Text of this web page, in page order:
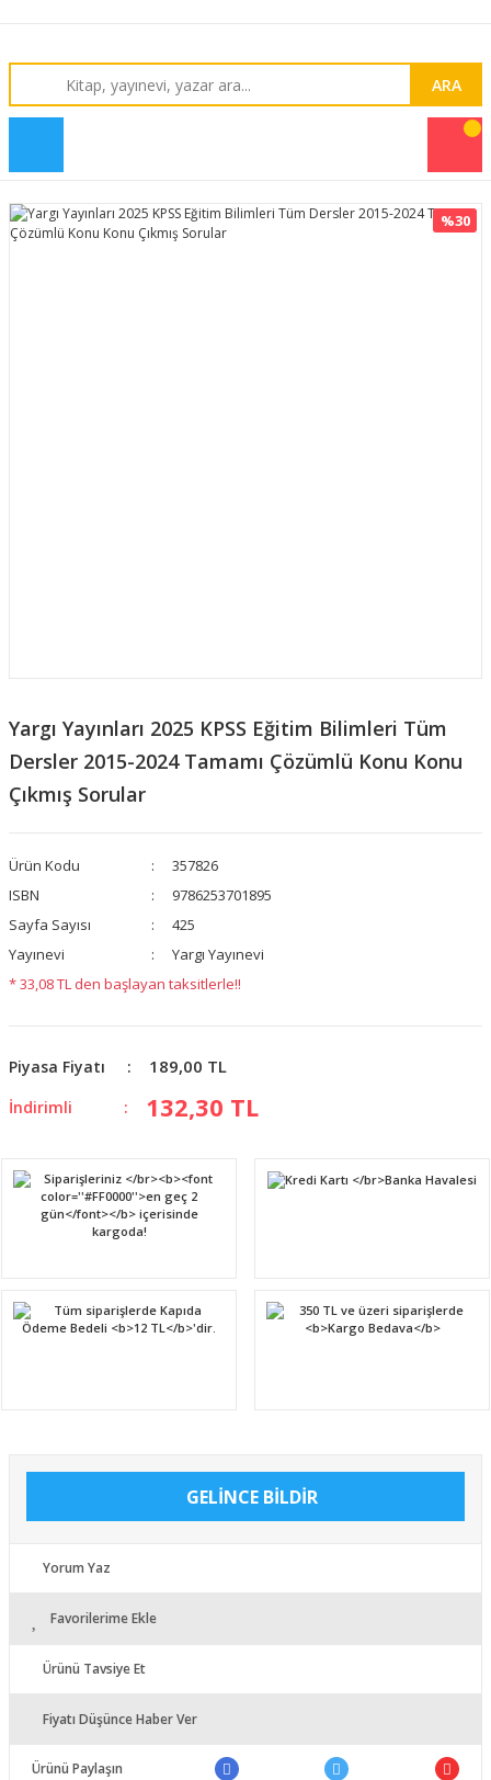
ARA
%30
Yargı Yayınları 2025 KPSS Eğitim Bilimleri Tüm
Dersler 2015-2024 Tamamı Çözümlü Konu Konu
Çıkmış Sorular
Ürün Kodu
357826
ISBN
9786253701895
Sayfa Sayısı
425
Yayınevi
Yargı Yayınevi
* 33,08 TL den başlayan taksitlerle!!
Piyasa Fiyatı 189,00 TL
İndirimli 132,30 TL
GELİNCE BİLDİR
Yorum Yaz
Favorilerime Ekle
Ürünü Tavsiye Et
Fiyatı Düşünce Haber Ver
Ürünü Paylaşın